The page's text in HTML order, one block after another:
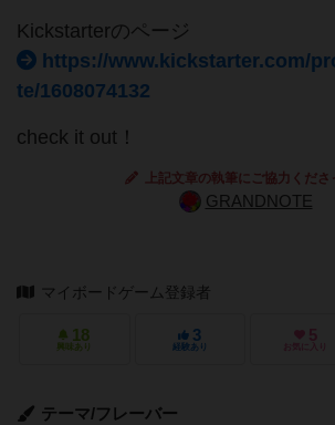
Kickstarterのページ
https://www.kickstarter.com/
te/1608074132
check it out！
上記文章の執筆にご協力くださ
GRANDNOTE
マイボードゲーム登録者
18
興味あり
3
経験あり
5
お気に入り
テーマ/フレーバー